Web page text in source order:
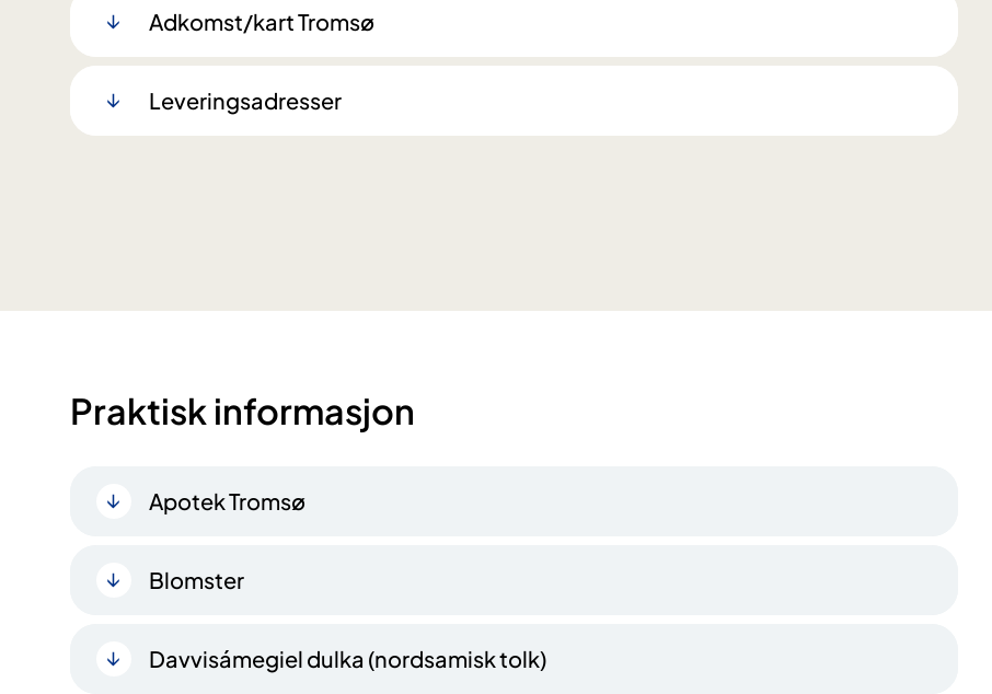
Adkomst/kart Tromsø
Leveringsadresser
Praktisk informasjon
Apotek Tromsø
Blomster
Davvisámegiel dulka (nordsamisk tolk)